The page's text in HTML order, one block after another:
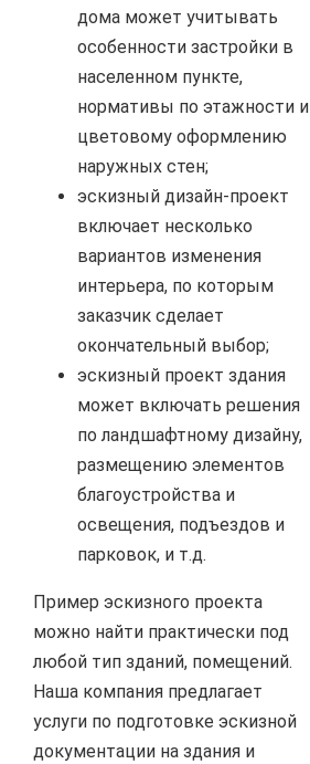
дома может учитывать
особенности застройки в
населенном пункте,
нормативы по этажности и
цветовому оформлению
наружных стен;
эскизный дизайн-проект
включает несколько
вариантов изменения
интерьера, по которым
заказчик сделает
окончательный выбор;
эскизный проект здания
может включать решения
по ландшафтному дизайну,
размещению элементов
благоустройства и
освещения, подъездов и
парковок, и т.д.
Пример эскизного проекта
можно найти практически под
любой тип зданий, помещений.
Наша компания предлагает
услуги по подготовке эскизной
документации на здания и